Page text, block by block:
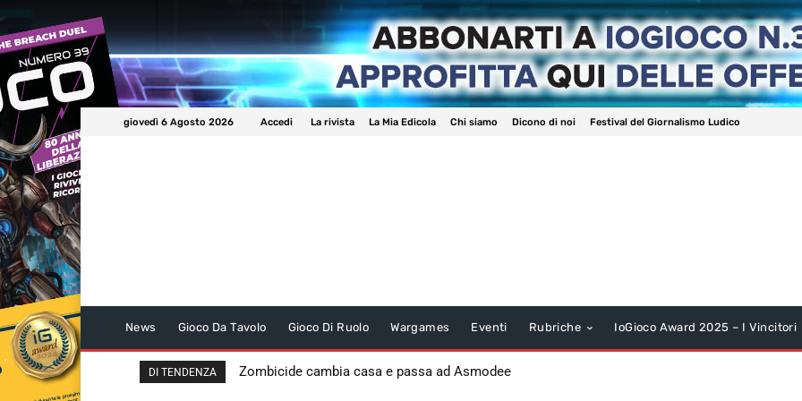
giovedì 6 Agosto 2026 Accedi La rivista La Mia Edicola Chi siamo Dicono di noi Festival del Giornalismo Ludico
News Gioco Da Tavolo Gioco Di Ruolo Wargames Eventi Rubriche IoGioco Award 2025 – I Vincitori
DI TENDENZA Zombicide cambia casa e passa ad Asmodee